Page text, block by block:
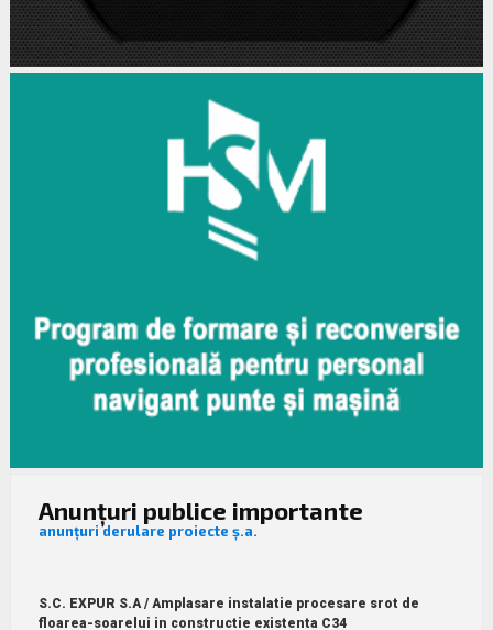
Anunțuri publice importante
anunțuri derulare proiecte ș.a.
S.C. EXPUR S.A / Amplasare instalatie procesare srot de
floarea-soarelui in constructie existenta C34